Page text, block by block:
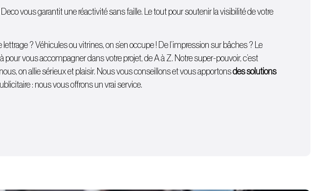
vous garantit une réactivité sans faille. Le tout pour soutenir la visibilité de votre
lettrage ? Véhiculesou vitrines, on s’en occupe ! De l’impression sur bâches ? Le
vous accompagner dans votre projet, de A à Z. Notre super-pouvoir, c’est
on allie sérieux et plaisir. Nous vous conseillons et vous apportonsdes solutions
: nous vous offrons un vrai service.